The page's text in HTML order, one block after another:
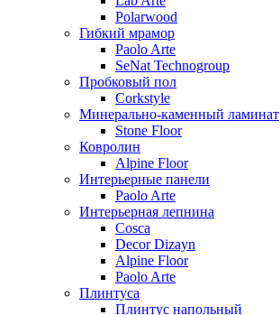
Polarwood
Гибкий мрамор
Paolo Arte
SeNat Technogroup
Пробковый пол
Corkstyle
Минерально-каменный ламинат
Stone Floor
Ковролин
Alpine Floor
Интерьерные панели
Paolo Arte
Интерьерная лепнина
Cosca
Decor Dizayn
Alpine Floor
Paolo Arte
Плинтуса
Плинтус напольный